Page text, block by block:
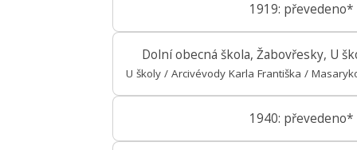
1919: převedeno*
Dolní obecná škola, Žabovřesky, U
U školy / Arcivévody Karla Františka /
1940: převedeno*